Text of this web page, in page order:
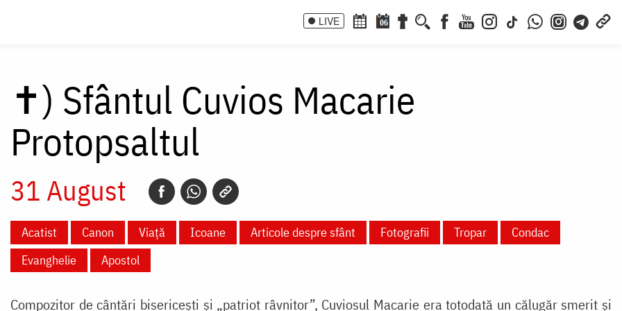
LIVE 06
✝) Sfântul Cuvios Macarie
Protopsaltul
31 August
Acatist Canon Viață Icoane Articole despre sfânt Fotografii Tropar
Condac
Evanghelie
Apostol
Compozitor de cântări bisericești și „patriot râvnitor”, Cuviosul Macarie era totodată un călugăr smerit și